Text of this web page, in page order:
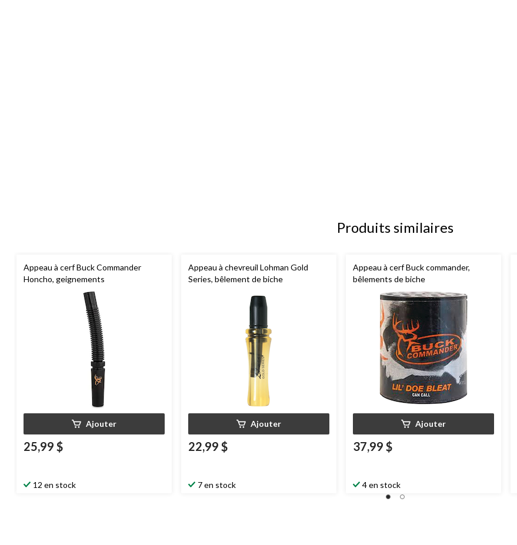
Produits similaires
Appeau à cerf Buck Commander
Honcho, geignements
Ajouter
25,99 $
12 en stock
Appeau à chevreuil Lohman Gold
Series, bêlement de biche
Ajouter
22,99 $
7 en stock
Appeau à cerf Buck commander,
bêlements de biche
Ajouter
37,99 $
4 en stock